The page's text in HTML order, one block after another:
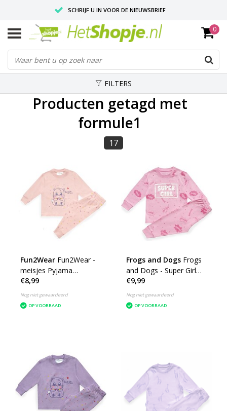
SCHRIJF U IN VOOR DE NIEUWSBRIEF
VOOR 18:00 BESTELD, IS ZELFDE DAG VERZONDEN
UITSTEKENDE PASVORM
0
FILTERS
Producten getagd met
formule1
17
Fun2Wear Fun2Wear -
meisjes Pyjama
Hamster roze
€8,99
Nog niet gewaardeerd
OP VOORRAAD
Frogs and Dogs Frogs
and Dogs - Super Girl
F&D Pyjama | Roze
meisjes
€9,99
Nog niet gewaardeerd
OP VOORRAAD